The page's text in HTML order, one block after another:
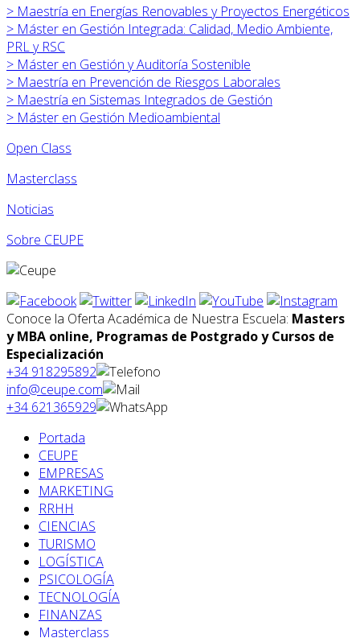
> Maestría en Energías Renovables y Proyectos Energéticos
> Máster en Gestión Integrada: Calidad, Medio Ambiente,
PRL y RSC
> Máster en Gestión y Auditoría Sostenible
> Maestría en Prevención de Riesgos Laborales
> Maestría en Sistemas Integrados de Gestión
> Máster en Gestión Medioambiental
Open Class
Masterclass
Noticias
Sobre CEUPE
Conoce la Oferta Académica de Nuestra Escuela: Masters
y MBA online, Programas de Postgrado y Cursos de
Especialización
+34 918295892
info@ceupe.com
+34 621365929
Portada
CEUPE
EMPRESAS
MARKETING
RRHH
CIENCIAS
TURISMO
LOGÍSTICA
PSICOLOGÍA
TECNOLOGÍA
FINANZAS
Masterclass